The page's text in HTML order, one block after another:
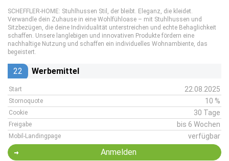
SCHEFFLER-HOME: Stuhlhussen Stil, der bleibt. Eleganz, die kleidet.
Verwandle dein Zuhause in eine Wohlfühloase – mit Stuhlhussen und
Sitzbezügen, die deine Individualität unterstreichen und echte Behaglichkeit
schaffen. Unsere langlebigen und innovativen Produkte fördern eine
nachhaltige Nutzung und schaffen ein individuelles Wohnambiente, das
begeistert.
22 Werbemittel
Start 22.08.2025
Stornoquote 10 %
Cookie 30 Tage
Freigabe bis 6 Wochen
Mobil-Landingpage verfügbar
Anmelden